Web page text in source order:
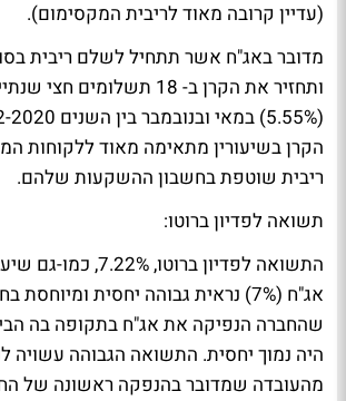
(עדיין קרובה מאוד לריבית המקסימום).
ותחזיר את הקרן ב- 18 תשלומים
הקרן בשיעורין מתאימה מאוד ללקוחות
ריבית שוטפת בחשבון ההשקעות שלהם.
תשואה לפדיון ברוטו:
התשואה לפדיון ברוטו,
אג"ח (7%) נראית גבוהה יחסית
שהחברה הנפיקה את אג"ח בתקופה בה
היה נמוך יחסית. התשואה הגבוהה עשויה
מהעובדה שמדובר בהנפקה ראשונה של